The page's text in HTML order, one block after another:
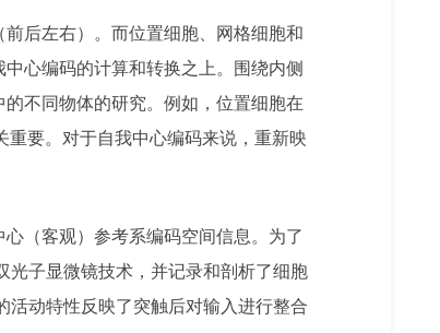
后左右）。而位置细胞、网格细胞和
心编码的计算和转换之上。围绕内侧
不同物体的研究。例如，位置细胞在
重要。对于自我中心编码来说，重新映
（客观）参考系编码空间信息 。 为了
光子显微镜技术，并记录和剖析了细胞
活动特性反映了突触后对输入进行整合